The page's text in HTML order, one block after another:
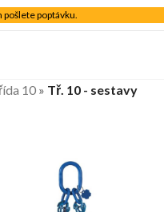
poptávku.
10 » Tř. 10 - sestavy